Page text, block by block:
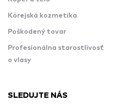
Kórejská kozmetika
Poškodený tovar
Profesionálna starostlivosť
o vlasy
SLEDUJTE NÁS